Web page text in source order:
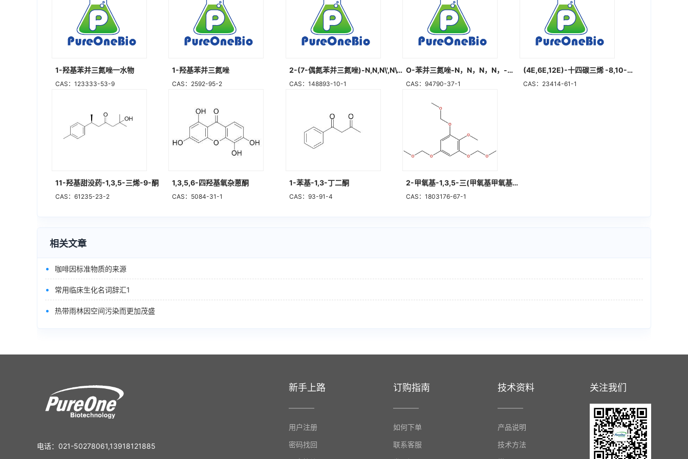
1-羟基苯并三氮唑一水物
CAS：123333-53-9
1-羟基苯并三氮唑
CAS：2592-95-2
2-(7-偶氮苯并三氮唑)-N,N,N\',N\'-四甲基脲六氟磷酸酯
CAS：148893-10-1
O-苯并三氮唑-N，N，N，N，-四甲脲六氟磷酸酯
CAS：94790-37-1
(4E,6E,12E)-十四碳三烯 -8,10-二炔-1,3-二乙酸酯
CAS：23414-61-1
11-羟基甜没药-1,3,5-三烯-9-酮
CAS：61235-23-2
1,3,5,6-四羟基氧杂蒽酮
CAS：5084-31-1
1-苯基-1,3-丁二酮
CAS：93-91-4
2-甲氧基-1,3,5-三(甲氧基甲氧基)苯
CAS：1803176-67-1
相关文章
• 咖啡因标准物质的来源
• 常用临床生化名词辞汇1
• 热带雨林因空间污染而更加茂盛
电话：021-50278061,13918121885
新手上路
用户注册
密码找回
订购指南
如何下单
联系客服
技术资料
产品说明
技术方法
关注我们